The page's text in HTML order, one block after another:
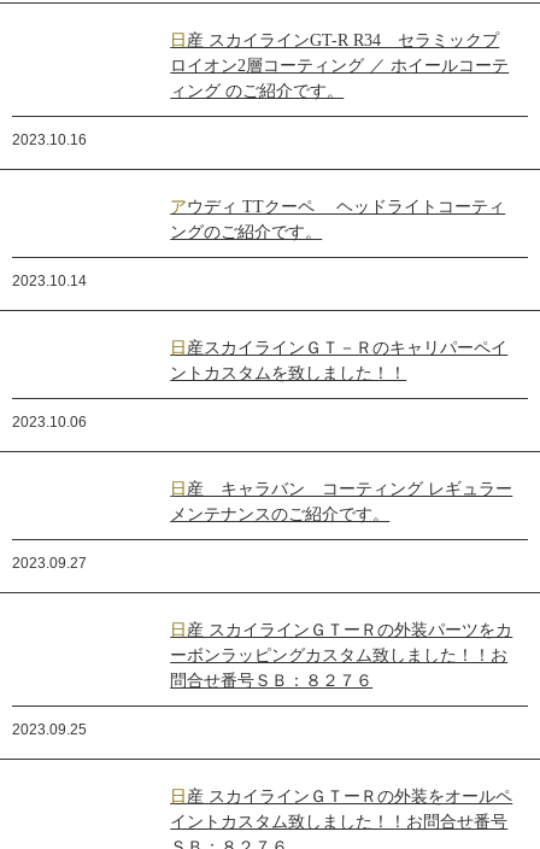
日産 スカイラインGT-R R34 セラミックプ
ロイオン2層コーティング ／ ホイールコーテ
ィング のご紹介です。
2023.10.16
アウディ TTクーペ ヘッドライトコーティ
ングのご紹介です。
2023.10.14
日産スカイラインＧＴ－Ｒのキャリパーペイ
ントカスタムを致しました！！
2023.10.06
日産 キャラバン コーティング レギュラー
メンテナンスのご紹介です。
2023.09.27
日産 スカイラインＧＴーＲの外装パーツをカ
ーボンラッピングカスタム致しました！！お
問合せ番号ＳＢ：８２７６
2023.09.25
日産 スカイラインＧＴーＲの外装をオールペ
イントカスタム致しました！！お問合せ番号